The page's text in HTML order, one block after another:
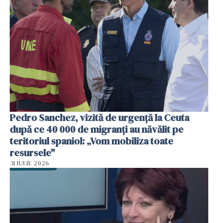
Pedro Sanchez, vizită de urgență la Ceuta
după ce 40 000 de migranți au năvălit pe
teritoriul spaniol: „Vom mobiliza toate
resursele"
31 IULIE 2026